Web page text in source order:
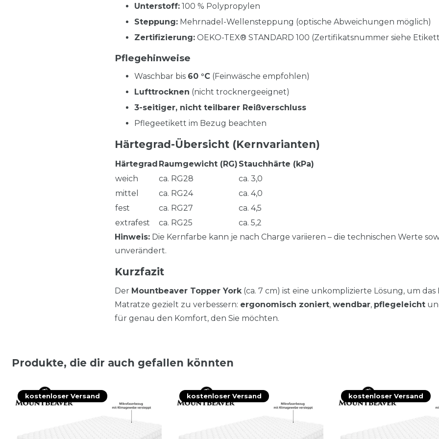
Unterstoff: 100 % Polypropylen
Steppung: Mehrnadel-Wellensteppung (optische Abweichungen möglich)
Zertifizierung: OEKO-TEX® STANDARD 100 (Zertifikatsnummer siehe
Pflegehinweise
Waschbar bis 60 °C (Feinwäsche empfohlen)
Lufttrocknen (nicht trocknergeeignet)
3-seitiger, nicht teilbarer Reißverschluss
Pflegeetikett im Bezug beachten
Härtegrad-Übersicht (Kernvarianten)
Härtegrad Raumgewicht (RG) Stauchhärte (kPa)
weich
ca. RG28
ca. 3,0
mittel
ca. RG24
ca. 4,0
fest
ca. RG27
ca. 4,5
extrafest
ca. RG25
ca. 5,2
Hinweis: Die Kernfarbe kann je nach Charge variieren – die technischen Werte
unverändert.
Kurzfazit
Der Mountbeaver Topper York(ca. 7 cm) ist eine unkomplizierte Lösung, um
Matratze gezielt zu verbessern: ergonomisch zoniert, wendbar, pflegeleicht
für genau den Komfort, den Sie möchten.
Produkte, die dir auch gefallen könnten
kostenloser Versand kostenloser Versand kostenloser Versand